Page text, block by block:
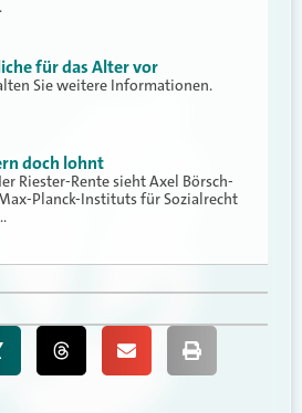
für das Alter vor
Sie weitere Informationen.
doch lohnt
Riester-Rente sieht Axel Börsch-
Planck-Instituts für Sozialrecht